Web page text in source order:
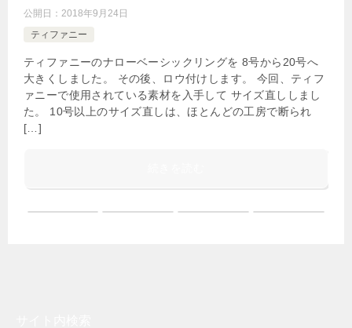
公開日： 2018年9月24日
ティファニー
ティファニーのナローベーシックリングを 8号から20号へ
大きくしました。 その後、ロウ付けします。 今回、ティフ
ァニーで使用されている素材を入手して サイズ直ししまし
た。 10号以上のサイズ直しは、ほとんどの工房で断られ
[…]